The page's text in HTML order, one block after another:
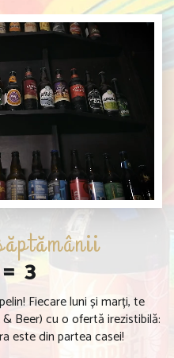
3
Fiecare luni și marți, te
Beer) cu o ofertă irezistibilă:
este din partea casei!